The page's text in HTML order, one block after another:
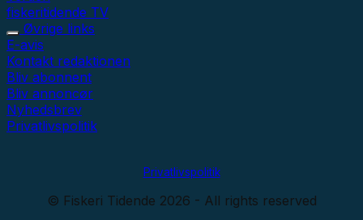
fiskeritidende TV
Øvrige links
E-avis
Kontakt redaktionen
Bliv abonnent
Bliv annoncør
Nyhedsbrev
Privatlivspolitik
Privatlivspolitik
© Fiskeri Tidende 2026 - All rights reserved